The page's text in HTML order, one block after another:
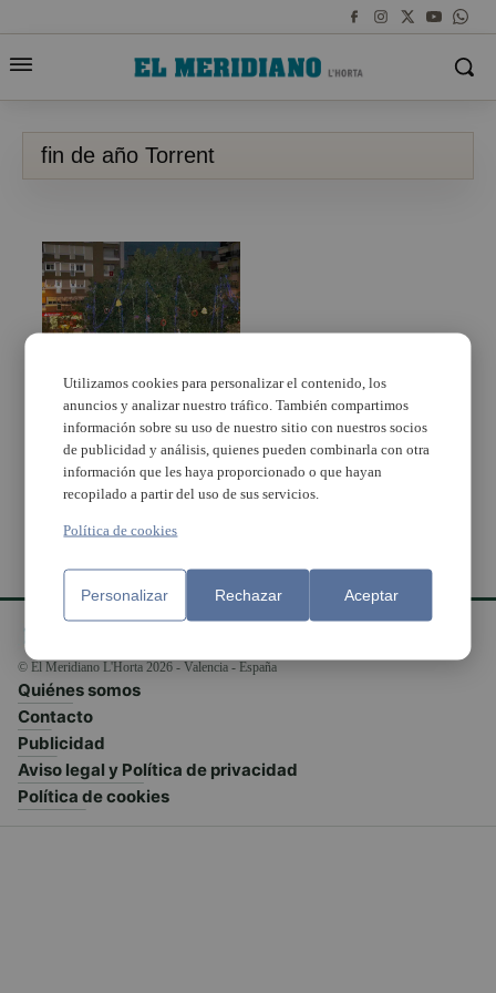
fin de año Torrent
Torrent es prepara per
a acomiadar el 2015 i
rebre als Reis Mags
© El Meridiano L'Horta 2026 - Valencia - España
Quiénes somos
Contacto
Publicidad
Aviso legal y Política de privacidad
Política de cookies
Utilizamos cookies para personalizar el contenido, los
anuncios y analizar nuestro tráfico. También compartimos
información sobre su uso de nuestro sitio con nuestros socios
de publicidad y análisis, quienes pueden combinarla con otra
información que les haya proporcionado o que hayan
recopilado a partir del uso de sus servicios.
Política de cookies
Personalizar Rechazar Aceptar